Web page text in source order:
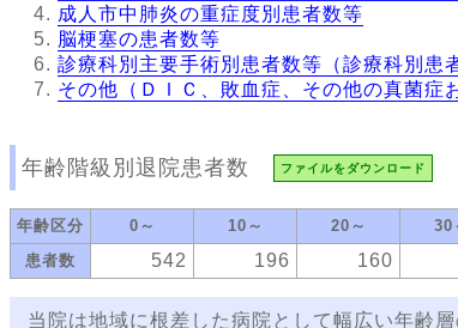
成人市中肺炎の重症度別患者数等
脳梗塞の患者数等
診療科別主要手術別患者数等（診療科別患
その他（ＤＩＣ、敗血症、その他の真菌症
年齢階級別退院患者数 ファイルをダウンロード
年齢区分 0～ 10～ 20～ 30
患者数
542 196 160
当院は地域に根差した病院として幅広い年齢